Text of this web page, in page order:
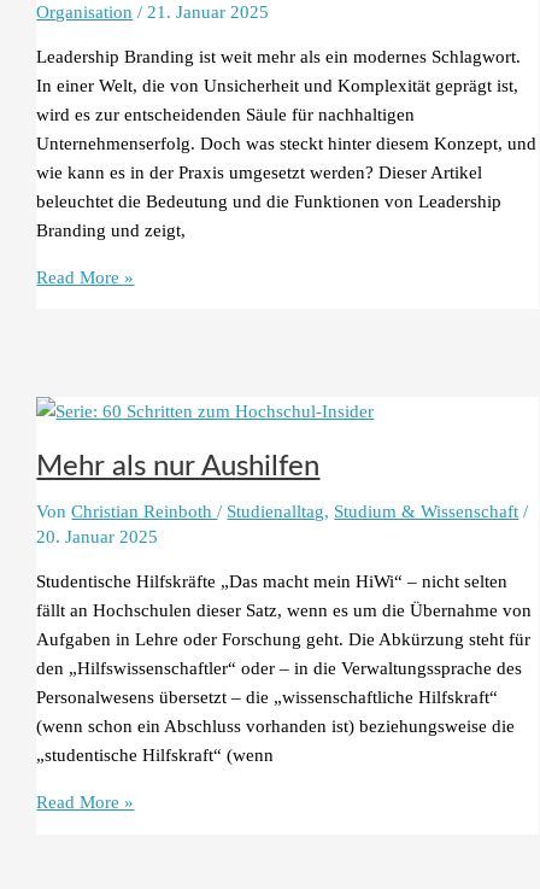
Organisation / 21. Januar 2025
Leadership Branding ist weit mehr als ein modernes Schlagwort.
In einer Welt, die von Unsicherheit und Komplexität geprägt ist,
wird es zur entscheidenden Säule für nachhaltigen
Unternehmenserfolg. Doch was steckt hinter diesem Konzept, und
wie kann es in der Praxis umgesetzt werden? Dieser Artikel
beleuchtet die Bedeutung und die Funktionen von Leadership
Branding und zeigt,
Leadership
im
Read More »
Mehr als nur Aushilfen
VonChristian Reinboth/ Studienalltag, Studium & Wissenschaft /
20. Januar 2025
Studentische Hilfskräfte „Das macht mein HiWi“ – nicht selten
fällt an Hochschulen dieser Satz, wenn es um die Übernahme von
Aufgaben in Lehre oder Forschung geht. Die Abkürzung steht für
den „Hilfswissenschaftler“ oder – in die Verwaltungssprache des
Personalwesens übersetzt – die „wissenschaftliche Hilfskraft“
(wenn schon ein Abschluss vorhanden ist) beziehungsweise die
„studentische Hilfskraft“ (wenn
Mehr
Read More »